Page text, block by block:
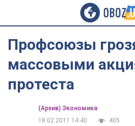
Профсоюзы
массовыми
протеста
(Архив) Экономика
18.02.2011 14:40
405